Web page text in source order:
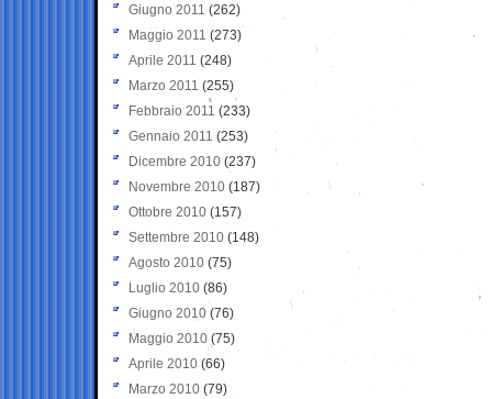
Giugno 2011 (262)
Maggio 2011 (273)
Aprile 2011 (248)
Marzo 2011 (255)
Febbraio 2011 (233)
Gennaio 2011 (253)
Dicembre 2010 (237)
Novembre 2010 (187)
Ottobre 2010 (157)
Settembre 2010 (148)
Agosto 2010 (75)
Luglio 2010 (86)
Giugno 2010 (76)
Maggio 2010 (75)
Aprile 2010 (66)
Marzo 2010 (79)